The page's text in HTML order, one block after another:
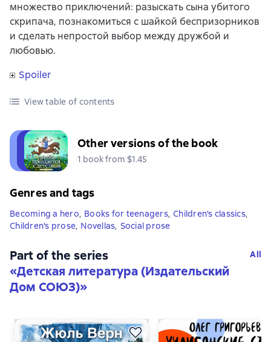
множество приключений: разыскать сына убитого
скрипача, познакомиться с шайкой беспризорников
и сделать непростой выбор между дружбой и
любовью.
Spoiler
View table of contents
Other versions of the book
1 book from $1.45
Genres and tags
Becoming a hero, Books for teenagers, Children's classics,
Children's prose, Novellas, Social prose
Part of the series
«Детская литература (Издательский
Дом СОЮЗ)»
All